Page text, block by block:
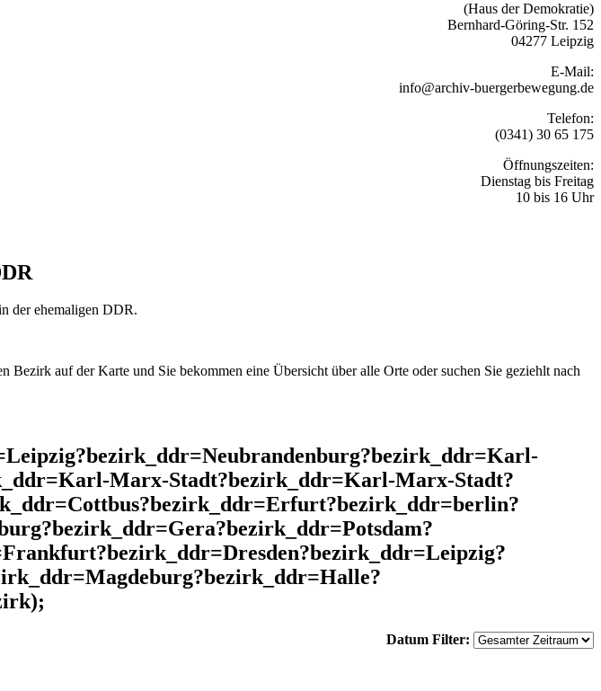
(Haus der Demokratie)
Bernhard-Göring-Str. 152
04277 Leipzig
E-Mail:
info@archiv-buergerbewegung.de
Telefon:
(0341) 30 65 175
Öffnungszeiten:
Dienstag bis Freitag
10 bis 16 Uhr
der ehemaligen DDR.
auf der Karte und Sie bekommen eine Übersicht über alle Orte oder suchen Sie geziehlt nach
Marx-Stadt?bezirk_ddr=Karl-Marx-Stadt?
Datum Filter: